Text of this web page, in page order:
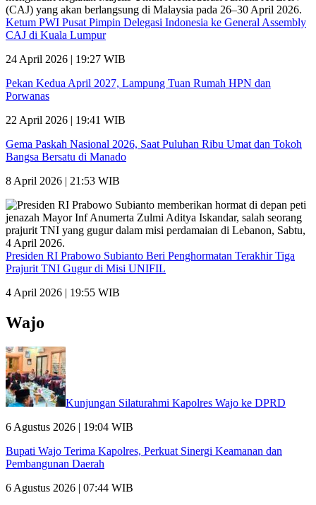
Ketum PWI Pusat Pimpin Delegasi Indonesia ke General Assembly
CAJ di Kuala Lumpur
24 April 2026 | 19:27 WIB
Pekan Kedua April 2027, Lampung Tuan Rumah HPN dan
Porwanas
22 April 2026 | 19:41 WIB
Gema Paskah Nasional 2026, Saat Puluhan Ribu Umat dan Tokoh
Bangsa Bersatu di Manado
8 April 2026 | 21:53 WIB
Presiden RI Prabowo Subianto Beri Penghormatan Terakhir Tiga
Prajurit TNI Gugur di Misi UNIFIL
4 April 2026 | 19:55 WIB
Wajo
Kunjungan Silaturahmi Kapolres Wajo ke DPRD
6 Agustus 2026 | 19:04 WIB
Bupati Wajo Terima Kapolres, Perkuat Sinergi Keamanan dan
Pembangunan Daerah
6 Agustus 2026 | 07:44 WIB